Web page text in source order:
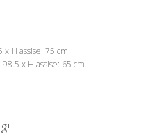
x H assise: 75 cm
x H assise: 65 cm